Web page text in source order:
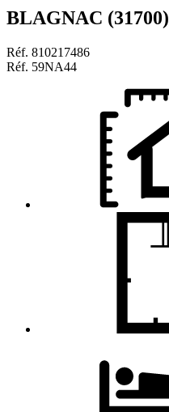
BLAGNAC (31700)
Réf. 810217486
Réf. 59NA44